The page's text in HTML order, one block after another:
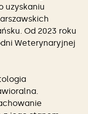
uzyskaniu
Od 2023 roku
Weterynaryjnej